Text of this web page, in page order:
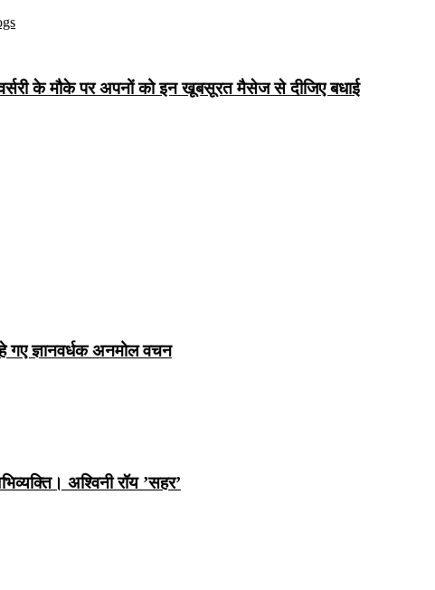
के मौके पर अपनों को इन खूबसूरत मैसेज से दीजिए बधाई
ज्ञानवर्धक अनमोल वचन
अश्विनी रॉय ’सहर’